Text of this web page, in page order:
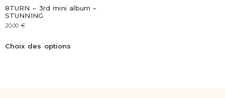
8TURN – 3rd mini album –
STUNNING
20,00 €
Choix des options